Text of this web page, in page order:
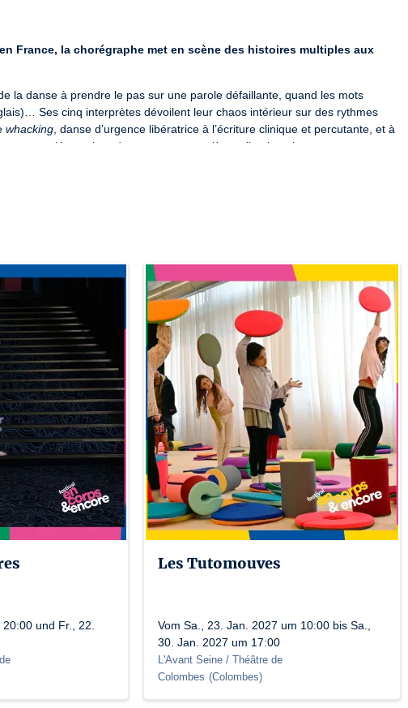
en France, la chorégraphe met en scène des histoires multiples aux
la danse à prendre le pas sur une parole défaillante, quand les mots
Ses cinq interprètes dévoilent leur chaos intérieur sur des rythmes
whacking , danse d’urgence libératrice à l’écriture clinique et percutante, et à
pour s’émanciper des carcans et soulèvent l’enthousiasme.
und Fr., 22.
Les Tutomouves
Vom Sa., 23. Jan. 2027 um 10:00 bis Sa.,
30. Jan. 2027 um 17:00
L'Avant Seine / Théâtre de
Colombes (Colombes)